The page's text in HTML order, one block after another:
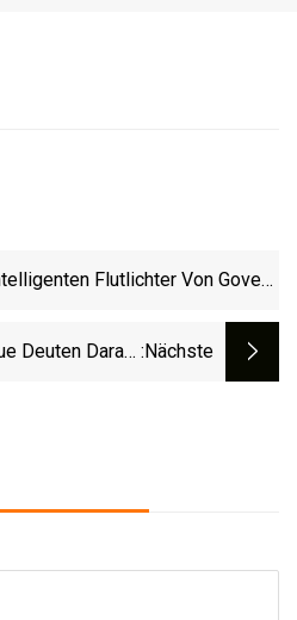
Flutlichter Von Govee
Deuten Darauf :nächste